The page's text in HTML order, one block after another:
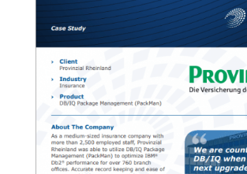
Fiche technique : DB/
PackMan
Vous cherchez à simplifier les
réorganisations ? Laissez DB/IQ
votre catalogue Db2.
Télécharger